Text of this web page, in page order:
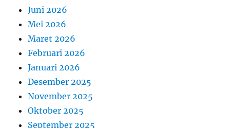
Juni 2026
Mei 2026
Maret 2026
Februari 2026
Januari 2026
Desember 2025
November 2025
Oktober 2025
September 2025